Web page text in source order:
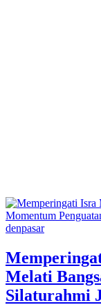
denpasar
Melati
Silaturahmi